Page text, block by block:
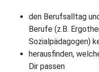
den Berufsalltag
Berufe (z.B.
Sozialpädagogen)
herausfinden,
Dir passen